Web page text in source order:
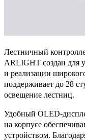
Лестничный
ARLIGHT создан для
и реализации
поддерживает до 28
освещение лестниц.
Удобный OLED-
на корпусе
устройством.